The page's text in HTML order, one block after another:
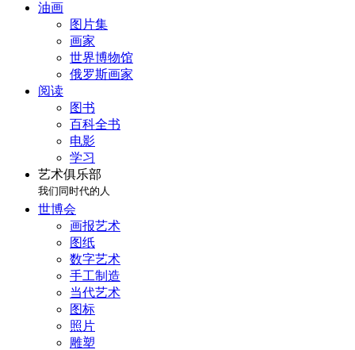
油画
图片集
画家
世界博物馆
俄罗斯画家
阅读
图书
百科全书
电影
学习
艺术俱乐部
我们同时代的人
世博会
画报艺术
图纸
数字艺术
手工制造
当代艺术
图标
照片
雕塑